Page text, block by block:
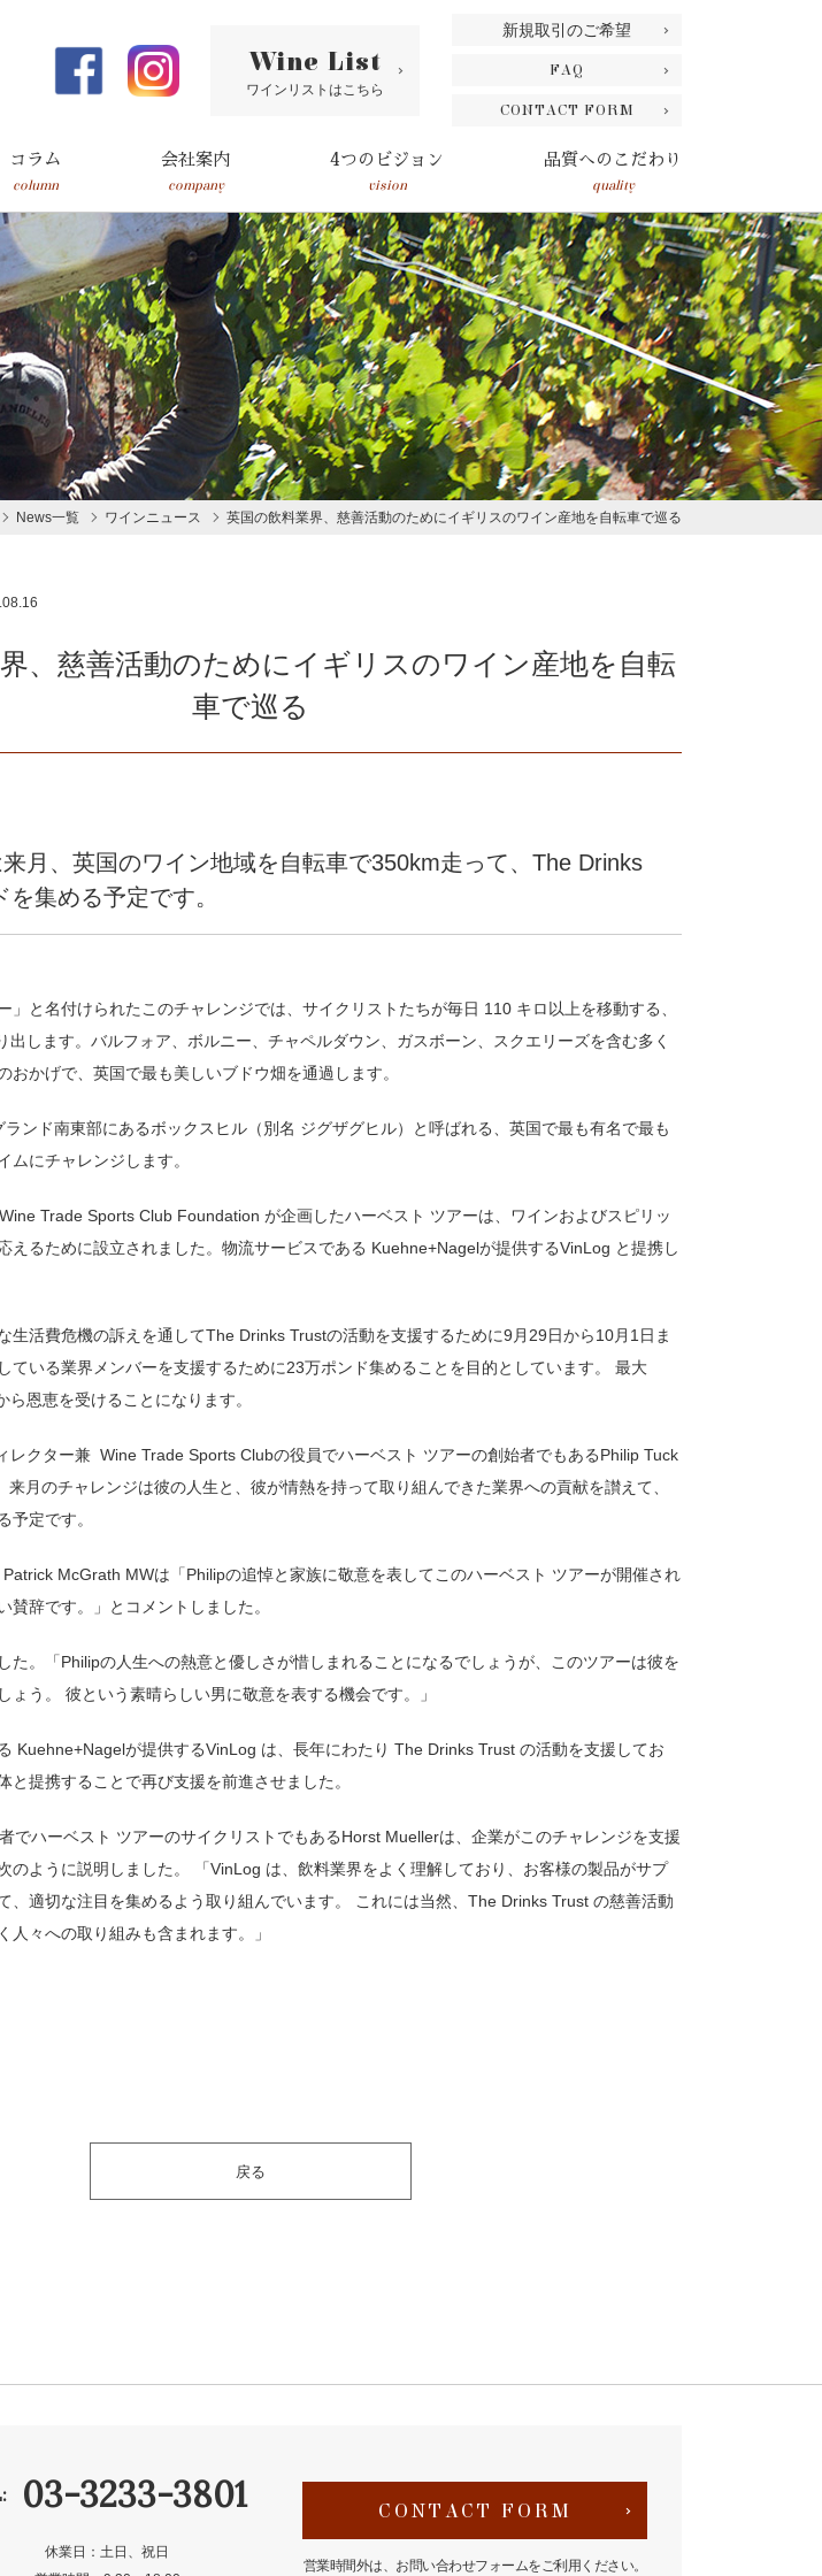
Wine List
ワインリストはこちら
新規取引のご希望
FAQ
CONTACT FORM
コラム
column
会社案内
company
4つのビジョン
vision
品質へのこだわり
quality
News一覧 ワインニュース 英国の飲料業界、慈善活動のためにイギリスのワイン産地を自転車で巡る
、慈善活動のためにイギリスのワイン産地を自転
車で巡る
月、英国のワイン地域を自転車で350km走って、The Drinks
集める予定です。
」と名付けられたこのチャレンジでは、サイクリストたちが毎日 110 キロ以上を移動する、
出します。バルフォア、ボルニー、チャペルダウン、ガスボーン、スクエリーズを含む多く
おかげで、英国で最も美しいブドウ畑を通過します。
ンド南東部にあるボックスヒル（別名 ジグザグヒル）と呼ばれる、英国で最も有名で最も
ムにチャレンジします。
Trade Sports Club Foundation が企画したハーベスト ツアーは、ワインおよびスピリッ
えるために設立されました。物流サービスである Kuehne+Nagelが提供するVinLog と提携し
生活費危機の訴えを通してThe Drinks Trustの活動を支援するために9月29日から10月1日ま
ている業界メンバーを支援するために23万ポンド集めることを目的としています。 最大
恩恵を受けることになります。
レクター兼 Wine Trade Sports Clubの役員でハーベスト ツアーの創始者でもあるPhilip Tuck
来月のチャレンジは彼の人生と、彼が情熱を持って取り組んできた業界への貢献を讃えて、
予定です。
McGrath MWは「Philipの追悼と家族に敬意を表してこのハーベスト ツアーが開催され
賛辞です。」とコメントしました。
た。「Philipの人生への熱意と優しさが惜しまれることになるでしょうが、このツアーは彼を
ょう。 彼という素晴らしい男に敬意を表する機会です。」
Kuehne+Nagelが提供するVinLog は、長年にわたり The Drinks Trust の活動を支援してお
と提携することで再び支援を前進させました。
でハーベスト ツアーのサイクリストでもあるHorst Muellerは、企業がこのチャレンジを支援
のように説明しました。 「VinLog は、飲料業界をよく理解しており、お客様の製品がサプ
、適切な注目を集めるよう取り組んでいます。 これには当然、The Drinks Trust の慈善活動
人々への取り組みも含まれます。」
戻る
03-3233-3801
休業日：土日、祝日
CONTACT FORM
営業時間外は、お問い合わせフォームをご利用ください。